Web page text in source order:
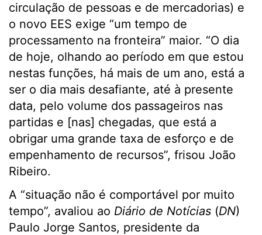
circulação de pessoas e de mercadorias) e
o novo EES exige “um tempo de
processamento na fronteira” maior. “O dia
de hoje, olhando ao período em que estou
nestas funções, há mais de um ano, está a
ser o dia mais desafiante, até à presente
data, pelo volume dos passageiros nas
partidas e [nas] chegadas, que está a
obrigar uma grande taxa de esforço e de
empenhamento de recursos”, frisou João
Ribeiro.
A “situação não é comportável por muito
tempo”, avaliou ao Diário de Notícias (DN)
Paulo Jorge Santos, presidente da